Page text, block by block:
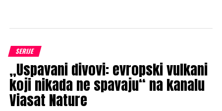
SERIJE
„Uspavani divovi: evropski vulkani
koji nikada ne spavaju“ na kanalu
Viasat Nature